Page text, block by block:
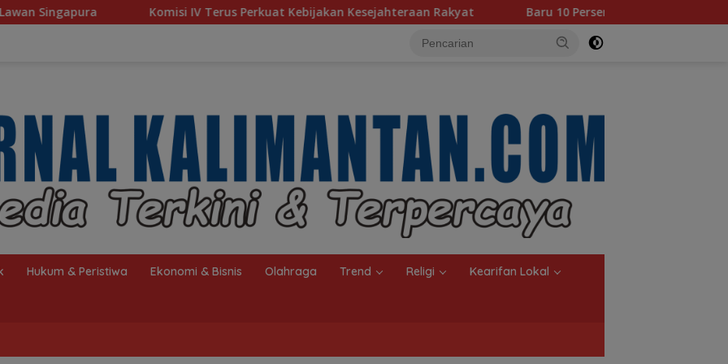
Komisi IV Terus Perkuat Kebijakan Kesejahteraan Rakyat Baru 10 Persen, Aktivasi IKD Banjarmasin Didorong
Hukum & Peristiwa Ekonomi & Bisnis Olahraga Trend Religi Kearifan Lokal